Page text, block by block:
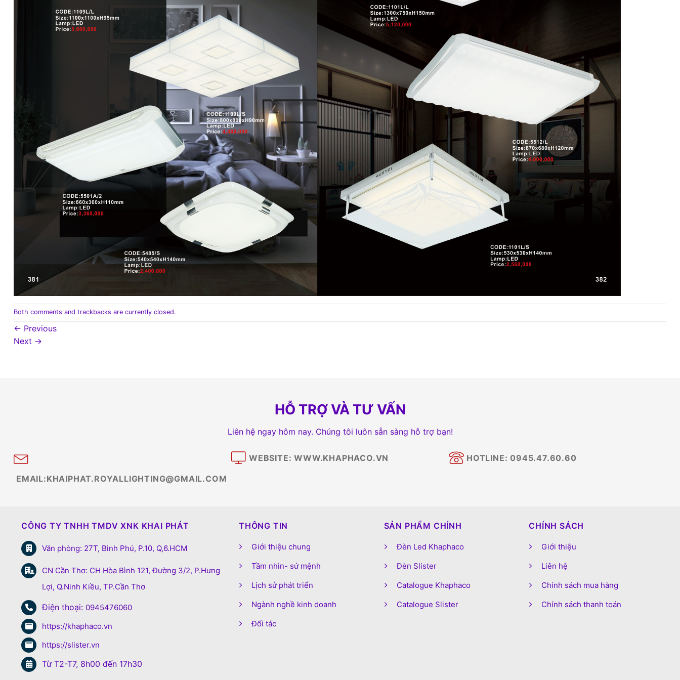
Both comments and trackbacks are currently closed.
← Previous
Next →
HỖ TRỢ VÀ TƯ VẤN
Liên hệ ngay hôm nay. Chúng tôi luôn sẵn sàng hỗ trợ bạn!
EMAIL:KHAIPHAT.ROYALLIGHTING@GMAIL.COM
WEBSITE: WWW.KHAPHACO.VN HOTLINE: 0945.47.60.60
CÔNG TY TNHH TMDV XNK KHAI PHÁT
Văn phòng: 27T, Bình Phú, P.10, Q,6.HCM
CN Cần Thơ: CH Hòa Bình 121, Đường 3/2, P.Hưng
Lợi, Q.Ninh Kiều, TP.Cần Thơ
Điện thoại: 0945476060
https://khaphaco.vn
https://slister.vn
Từ T2-T7, 8h00 đến 17h30
THÔNG TIN
Giới thiệu chung
Tầm nhìn- sứ mệnh
Lịch sử phát triển
Ngành nghề kinh doanh
Đối tác
SẢN PHẨM CHÍNH
Đèn Led Khaphaco
Đèn Slister
Catalogue Khaphaco
Catalogue Slister
CHÍNH SÁCH
Giới thiệu
Liên hệ
Chính sách mua hàng
Chính sách thanh toán